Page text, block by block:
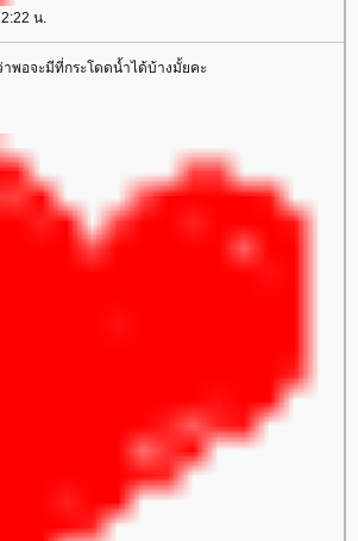
น.
พอจะมีที่กระโดดน้ำได้บ้างมั้ยคะ